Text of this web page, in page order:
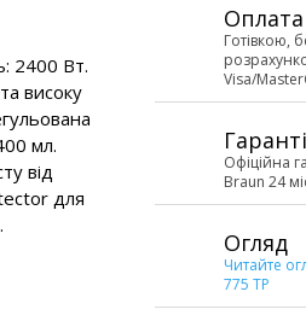
2400 Вт.
високу
мл.
від
для
Оплата
Готівкою,
Visa/
Офіційна
Braun 24
Огляд
Читайте
775 TP